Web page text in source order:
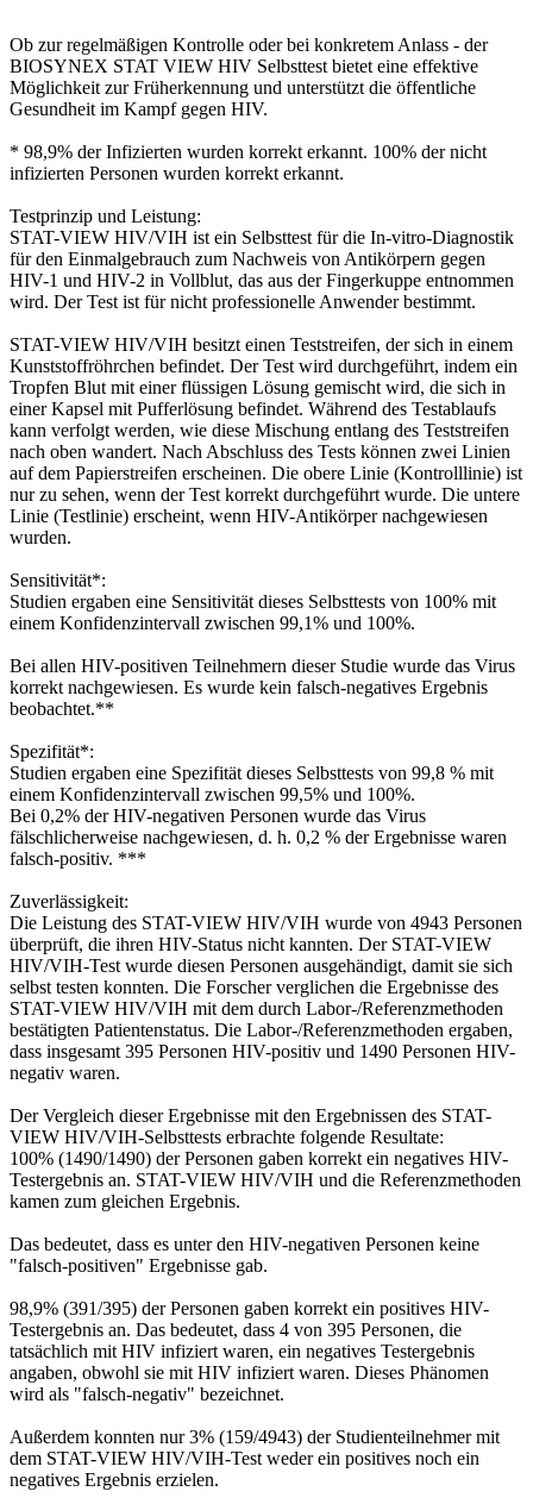
Ob zur regelmäßigen Kontrolle oder bei konkretem Anlass - der
BIOSYNEX STAT VIEW HIV Selbsttest bietet eine effektive
Möglichkeit zur Früherkennung und unterstützt die öffentliche
Gesundheit im Kampf gegen HIV.
* 98,9% der Infizierten wurden korrekt erkannt. 100% der nicht
infizierten Personen wurden korrekt erkannt.
Testprinzip und Leistung:
STAT-VIEW HIV/VIH ist ein Selbsttest für die In-vitro-Diagnostik
für den Einmalgebrauch zum Nachweis von Antikörpern gegen
HIV-1 und HIV-2 in Vollblut, das aus der Fingerkuppe entnommen
wird. Der Test ist für nicht professionelle Anwender bestimmt.
STAT-VIEW HIV/VIH besitzt einen Teststreifen, der sich in einem
Kunststoffröhrchen befindet. Der Test wird durchgeführt, indem ein
Tropfen Blut mit einer flüssigen Lösung gemischt wird, die sich in
einer Kapsel mit Pufferlösung befindet. Während des Testablaufs
kann verfolgt werden, wie diese Mischung entlang des Teststreifen
nach oben wandert. Nach Abschluss des Tests können zwei Linien
auf dem Papierstreifen erscheinen. Die obere Linie (Kontrolllinie) ist
nur zu sehen, wenn der Test korrekt durchgeführt wurde. Die untere
Linie (Testlinie) erscheint, wenn HIV-Antikörper nachgewiesen
wurden.
Sensitivität*:
Studien ergaben eine Sensitivität dieses Selbsttests von 100% mit
einem Konfidenzintervall zwischen 99,1% und 100%.
Bei allen HIV-positiven Teilnehmern dieser Studie wurde das Virus
korrekt nachgewiesen. Es wurde kein falsch-negatives Ergebnis
beobachtet.**
Spezifität*:
Studien ergaben eine Spezifität dieses Selbsttests von 99,8 % mit
einem Konfidenzintervall zwischen 99,5% und 100%.
Bei 0,2% der HIV-negativen Personen wurde das Virus
fälschlicherweise nachgewiesen, d. h. 0,2 % der Ergebnisse waren
falsch-positiv. ***
Zuverlässigkeit:
Die Leistung des STAT-VIEW HIV/VIH wurde von 4943 Personen
überprüft, die ihren HIV-Status nicht kannten. Der STAT-VIEW
HIV/VIH-Test wurde diesen Personen ausgehändigt, damit sie sich
selbst testen konnten. Die Forscher verglichen die Ergebnisse des
STAT-VIEW HIV/VIH mit dem durch Labor-/Referenzmethoden
bestätigten Patientenstatus. Die Labor-/Referenzmethoden ergaben,
dass insgesamt 395 Personen HIV-positiv und 1490 Personen HIV-
negativ waren.
Der Vergleich dieser Ergebnisse mit den Ergebnissen des STAT-
VIEW HIV/VIH-Selbsttests erbrachte folgende Resultate:
100% (1490/1490) der Personen gaben korrekt ein negatives HIV-
Testergebnis an. STAT-VIEW HIV/VIH und die Referenzmethoden
kamen zum gleichen Ergebnis.
Das bedeutet, dass es unter den HIV-negativen Personen keine
"falsch-positiven" Ergebnisse gab.
98,9% (391/395) der Personen gaben korrekt ein positives HIV-
Testergebnis an. Das bedeutet, dass 4 von 395 Personen, die
tatsächlich mit HIV infiziert waren, ein negatives Testergebnis
angaben, obwohl sie mit HIV infiziert waren. Dieses Phänomen
wird als "falsch-negativ" bezeichnet.
Außerdem konnten nur 3% (159/4943) der Studienteilnehmer mit
dem STAT-VIEW HIV/VIH-Test weder ein positives noch ein
negatives Ergebnis erzielen.